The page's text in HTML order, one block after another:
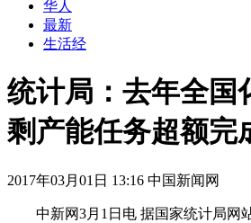
华人
最新
生活经
统计局：去年全国
剩产能任务超额完
2017年03月01日 13:16 中国新闻网
中新网3月1日电 据国家统计局网